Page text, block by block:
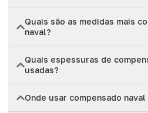
Quais são as medidas mais
naval?
Quais espessuras de
usadas?
Onde usar compensado